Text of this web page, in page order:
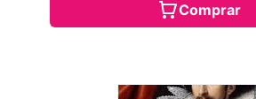
Comprar